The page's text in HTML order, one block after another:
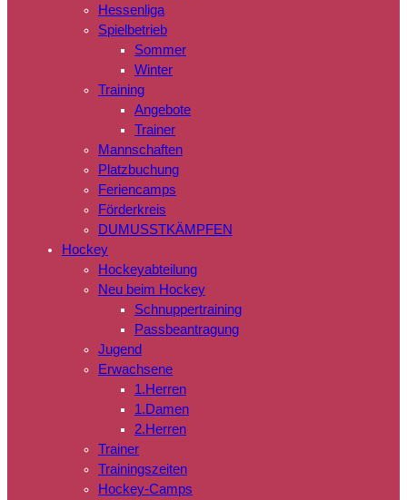
Hessenliga
Spielbetrieb
Sommer
Winter
Training
Angebote
Trainer
Mannschaften
Platzbuchung
Feriencamps
Förderkreis
DUMUSSTKÄMPFEN
Hockey
Hockeyabteilung
Neu beim Hockey
Schnuppertraining
Passbeantragung
Jugend
Erwachsene
1.Herren
1.Damen
2.Herren
Trainer
Trainingszeiten
Hockey-Camps